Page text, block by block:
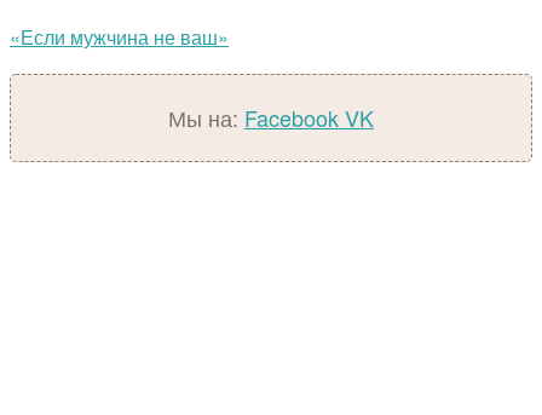
«Если мужчина не ваш»
Мы на: FacebookVK